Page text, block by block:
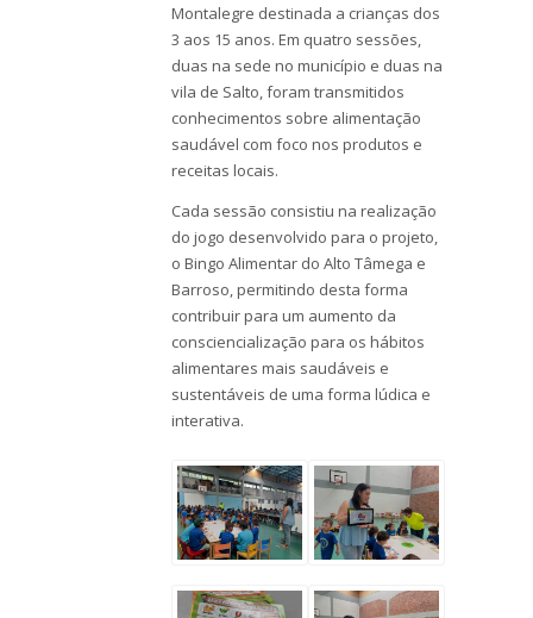
Montalegre destinada a crianças dos
3 aos 15 anos. Em quatro sessões,
duas na sede no município e duas na
vila de Salto, foram transmitidos
conhecimentos sobre alimentação
saudável com foco nos produtos e
receitas locais.
Cada sessão consistiu na realização
do jogo desenvolvido para o projeto,
o Bingo Alimentar do Alto Tâmega e
Barroso, permitindo desta forma
contribuir para um aumento da
consciencialização para os hábitos
alimentares mais saudáveis e
sustentáveis de uma forma lúdica e
interativa.